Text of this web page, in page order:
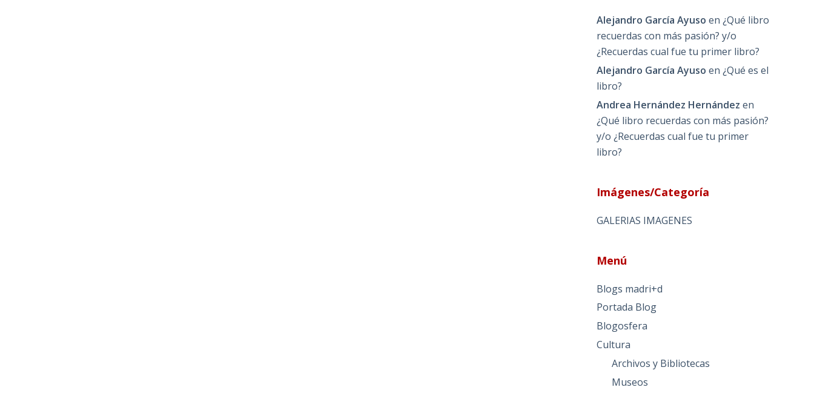
Alejandro García Ayuso en¿Qué libro
recuerdas con más pasión? y/o
¿Recuerdas cual fue tu primer libro?
Alejandro García Ayuso en¿Qué es el
libro?
Andrea Hernández Hernández en
¿Qué libro recuerdas con más pasión?
y/o ¿Recuerdas cual fue tu primer
libro?
Imágenes/Categoría
GALERIAS IMAGENES
Menú
Blogs madri+d
Portada Blog
Blogosfera
Cultura
Archivos y Bibliotecas
Museos